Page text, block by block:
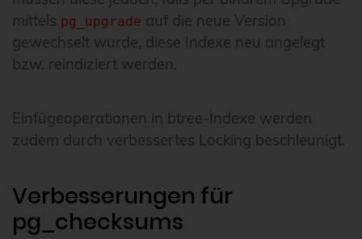
mittels pg_upgrade auf die neue Version
gewechselt wurde, diese Indexe neu angelegt
bzw. reindiziert werden.
Einfügeoperationen in btree-Indexe werden
zudem durch verbessertes Locking beschleunigt.
Verbesserungen für
pg_checksums